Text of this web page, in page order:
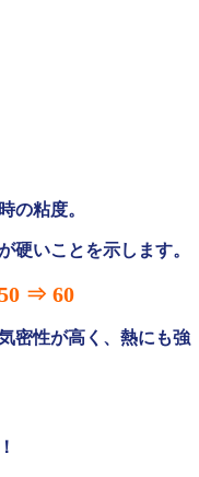
の粘度。
硬いことを示します。
⇒ 60
密性が高く、熱にも強